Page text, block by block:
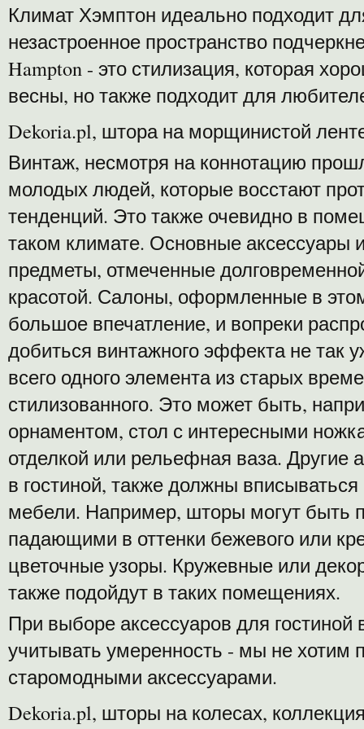
Климат Хэмптон идеально подходит
незастроенное пространство
Hampton - это стилизация, которая
весны, но также подходит для
Dekoria.pl, штора на морщинистой
Винтаж, несмотря на коннотацию
молодых людей, которые восстают
тенденций. Это также очевидно в
таком климате. Основные аксессуары
предметы, отмеченные
красотой. Салоны, оформленные в
большое впечатление, и вопреки
добиться винтажного эффекта не так
всего одного элемента из старых
стилизованного. Это может быть,
орнаментом, стол с интересными
отделкой или рельефная ваза. Другие
в гостиной, также должны
мебели. Например, шторы могут быть
падающими в оттенки бежевого или
цветочные узоры. Кружевные или
также подойдут в таких помещениях.
При выборе аксессуаров для
учитывать умеренность - мы не хотим
старомодными аксессуарами.
Dekoria.pl, шторы на колесах,